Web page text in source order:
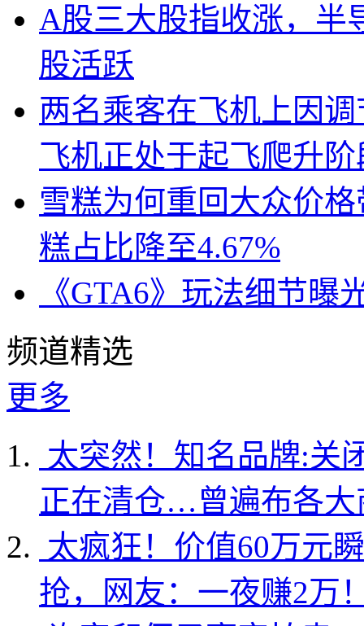
A股三大股指收涨，半
股活跃
两名乘客在飞机上因
飞机正处于起飞爬升阶
雪糕为何重回大众价
糕占比降至4.67%
《GTA6》玩法细节
频道精选
更多
太突然！知名品牌:关
正在清仓…曾遍布各大
太疯狂！价值60万元
抢，网友：一夜赚2万